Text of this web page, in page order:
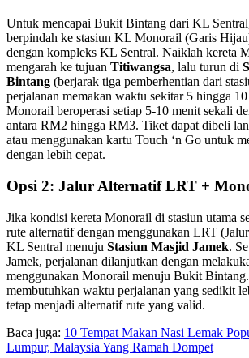
Untuk mencapai Bukit Bintang dari KL
berpindah ke stasiun KL Monorail (Garis
dengan kompleks KL Sentral. Naiklah kereta
mengarah ke tujuan Titiwangsa, lalu turun di
Bintang (berjarak tiga pemberhentian dari
perjalanan memakan waktu sekitar 5 hingga
Monorail beroperasi setiap 5-10 menit sekali
antara RM2 hingga RM3. Tiket dapat dibeli
atau menggunakan kartu Touch ‘n Go untuk
dengan lebih cepat.
Opsi 2: Jalur Alternatif LRT +
Jika kondisi kereta Monorail di stasiun utama
rute alternatif dengan menggunakan LRT
KL Sentral menuju Stasiun Masjid Jamek.
Jamek, perjalanan dilanjutkan dengan
menggunakan Monorail menuju Bukit
membutuhkan waktu perjalanan yang sedikit
tetap menjadi alternatif rute yang valid.
Baca juga: 10 Tempat Makan Nasi Lemak
Lumpur, Malaysia Yang Ramah Dompet